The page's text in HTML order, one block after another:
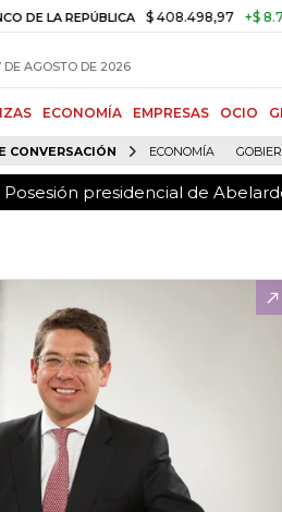
REPÚBLICA $ 408.498,97 +$ 8.753,81
DE AGOSTO DE 2026
ECONOMÍA EMPRESAS OCIO
CONVERSACIÓN ECONOMÍA
Posesión presidencial de
Posesión presidencial de